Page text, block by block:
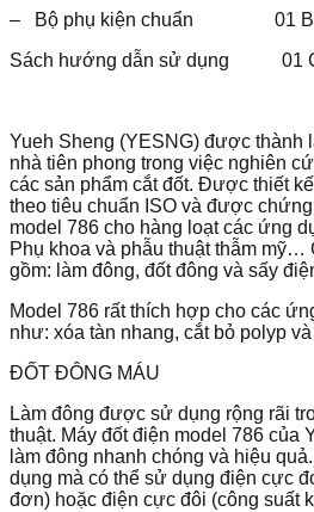
– Bộ phụ kiện chuẩn 01
Sách hướng dẫn sử dụng 01
Yueh Sheng (YESNG) được thành
nhà tiên phong trong việc nghiên
các sản phẩm cắt đốt. Được thiết
theo tiêu chuẩn ISO và được
model 786 cho hàng loạt các ứng
Phụ khoa và phẫu thuật thẫm mỹ…
gồm: làm đông, đốt đông và sấy
Model 786 rất thích hợp cho các
như: xóa tàn nhang, cắt bỏ polyp
ĐỐT ĐÔNG MÁU
Làm đông được sử dụng rộng rãi
thuật. Máy đốt điện model 786 của
làm đông nhanh chóng và hiệu
dụng mà có thể sử dụng điện cực
đơn) hoặc điện cực đôi (công suất